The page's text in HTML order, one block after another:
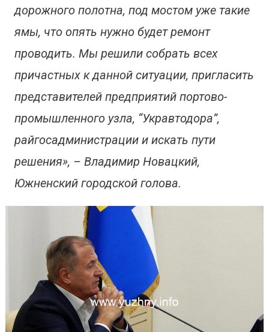
дорожного полотна, под мостом уже такие
ямы, что опять нужно будет ремонт
проводить. Мы решили собрать всех
причастных к данной ситуации, пригласить
представителей предприятий портово-
промышленного узла, “Укравтодора”,
райгосадминистрации и искать пути
решения», – Владимир Новацкий,
Южненский городской голова.